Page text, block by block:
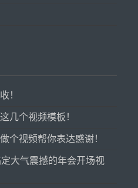
！
几个视频模板！
个视频帮你表达感谢！
大气震撼的年会开场视